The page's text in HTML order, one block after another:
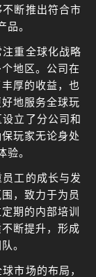
不断推出符合市
。
注重全球化战略
地区。公司在
厚的收益，也
地服务全球玩
立了分公司和
玩家无论身处
。
员工的成长与发
，致力于为员
期的内部培训
断提升，形成
。
市场的布局，